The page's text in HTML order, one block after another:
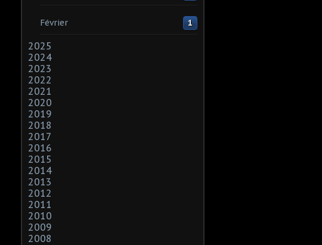
Février 1
2025
2024
2023
2022
2021
2020
2019
2018
2017
2016
2015
2014
2013
2012
2011
2010
2009
2008